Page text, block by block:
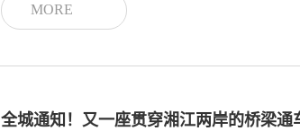
MORE
全城通知！又一座贯穿湘江两岸的桥梁通